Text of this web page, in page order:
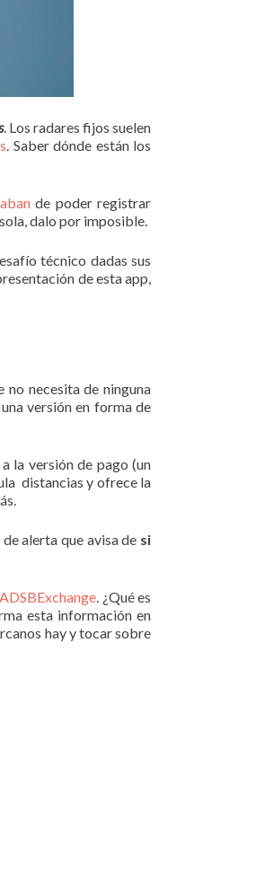
. Los radares fijos suelen
. Saber dónde están los
de poder registrar
dalo por imposible.
técnico dadas sus
de esta app,
no necesita de ninguna
versión en forma de
la versión de pago (un
distancias y ofrece la
alerta que avisa de si
ADSBExchange. ¿Qué es
esta información en
hay y tocar sobre